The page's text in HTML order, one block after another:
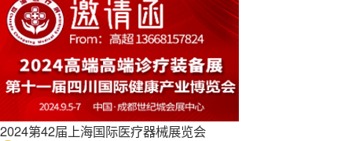
2024第42届上海国际医疗器械展览会